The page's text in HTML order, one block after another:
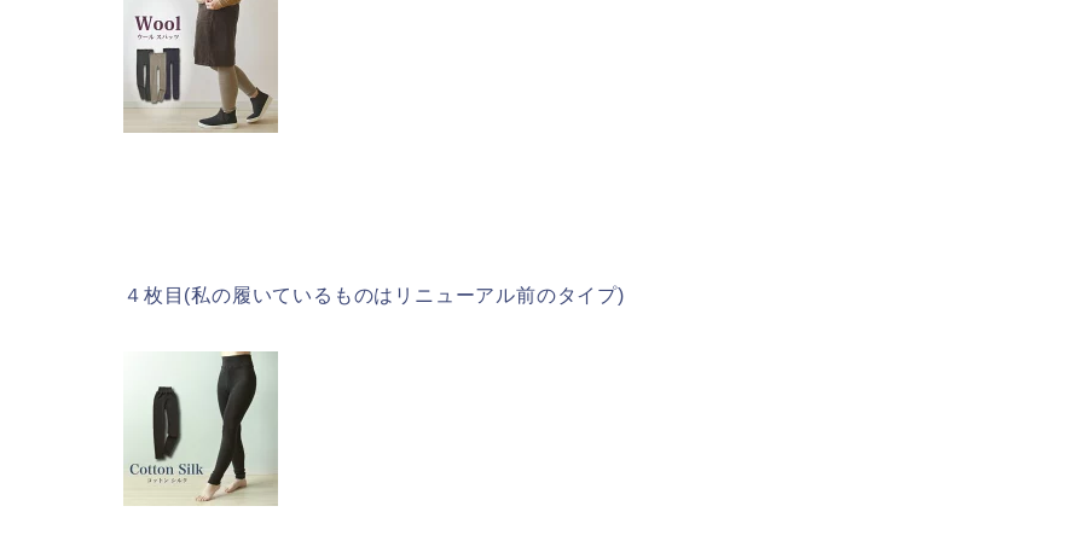
４枚目(私の履いているものはリニューアル前のタイプ)